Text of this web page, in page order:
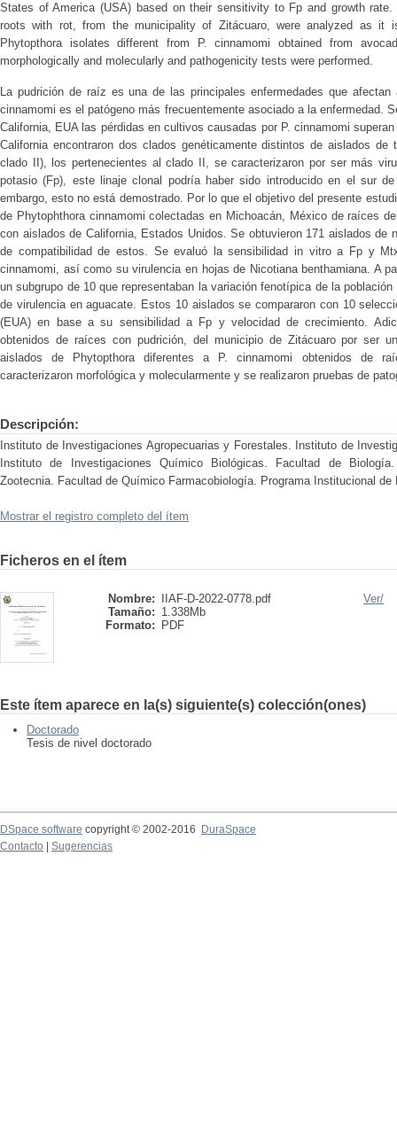
States of America (USA) based on their sensitivity to Fp and growth
roots with rot, from the municipality of Zitácuaro, were analyzed as it
Phytopthora isolates different from P. cinnamomi obtained from
morphologically and molecularly and pathogenicity tests were performed.
La pudrición de raíz es una de las principales enfermedades que
cinnamomi es el patógeno más frecuentemente asociado a la enfermedad.
California, EUA las pérdidas en cultivos causadas por P. cinnamomi
California encontraron dos clados genéticamente distintos de aislados
clado II), los pertenecientes al clado II, se caracterizaron por ser más
potasio (Fp), este linaje clonal podría haber sido introducido en el sur
embargo, esto no está demostrado. Por lo que el objetivo del presente
de Phytophthora cinnamomi colectadas en Michoacán, México de raíces
con aislados de California, Estados Unidos. Se obtuvieron 171 aislados de
de compatibilidad de estos. Se evaluó la sensibilidad in vitro a Fp y
cinnamomi, así como su virulencia en hojas de Nicotiana benthamiana. A
un subgrupo de 10 que representaban la variación fenotípica de la
de virulencia en aguacate. Estos 10 aislados se compararon con 10
(EUA) en base a su sensibilidad a Fp y velocidad de crecimiento.
obtenidos de raíces con pudrición, del municipio de Zitácuaro por ser
aislados de Phytopthora diferentes a P. cinnamomi obtenidos de
caracterizaron morfológica y molecularmente y se realizaron pruebas de
Descripción:
Instituto de Investigaciones Agropecuarias y Forestales. Instituto de
Instituto de Investigaciones Químico Biológicas. Facultad de
Zootecnia. Facultad de Químico Farmacobiología. Programa Institucional
Mostrar el registro completo del ítem
Ficheros en el ítem
Nombre:
IIAF-D-2022-0778.pdf
Tamaño: 1.338Mb
Formato:
PDF
Ver/
Este ítem aparece en la(s) siguiente(s) colección(ones)
Doctorado
Tesis de nivel doctorado
DSpace software copyright © 2002-2016
DuraSpace
Contacto
Sugerencias